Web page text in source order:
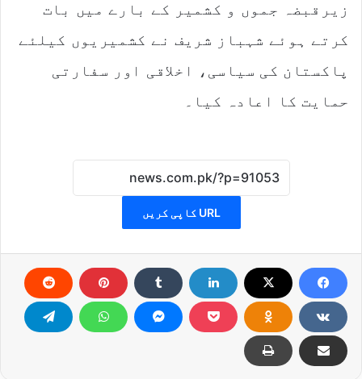
زیرقبضہ جموں و کشمیر کے بارے میں بات
کرتے ہوئے شہباز شریف نے کشمیریوں کیلئے
پاکستان کی سیاسی، اخلاقی اور سفارتی
حمایت کا اعادہ کیا۔
URL کاپی کریں